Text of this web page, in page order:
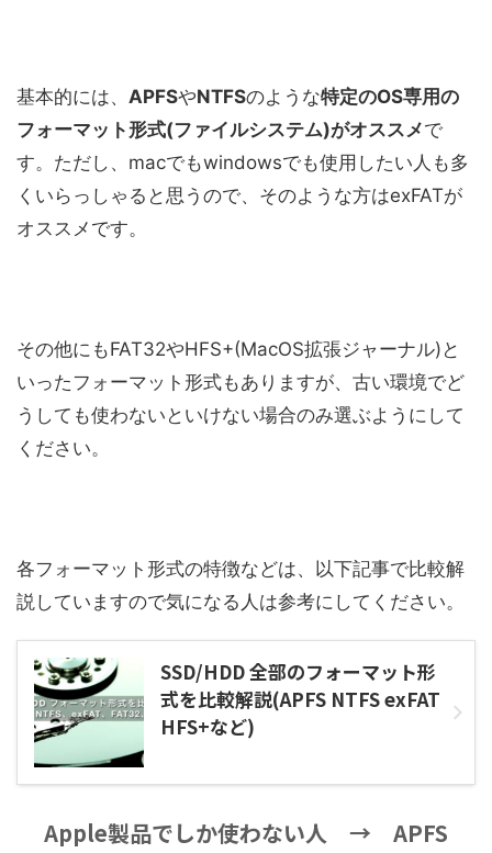
基本的には、 APFSやNTFSのような特定のOS専用の
フォーマット形式(ファイルシステム)がオススメで
す。ただし、macでもwindowsでも使用したい人も多
くいらっしゃると思うので、そのような方はexFATが
オススメです。
その他にもFAT32やHFS+(MacOS拡張ジャーナル)と
いったフォーマット形式もありますが、古い環境でど
うしても使わないといけない場合のみ選ぶようにして
ください。
各フォーマット形式の特徴などは、以下記事で比較解
説していますので気になる人は参考にしてください。
SSD/HDD 全部のフォーマット形
式を比較解説(APFS NTFS exFAT
HFS+など)
Apple製品でしか使わない人 → APFS